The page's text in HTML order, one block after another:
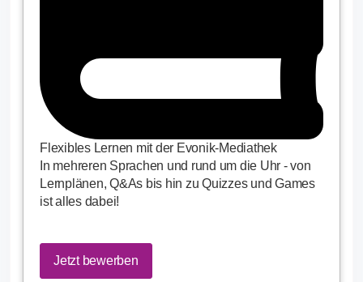
Flexibles Lernen mit der Evonik-Mediathek
In mehreren Sprachen und rund um die Uhr - von
Lernplänen, Q&As bis hin zu Quizzes und Games
ist alles dabei!
Jetzt bewerben